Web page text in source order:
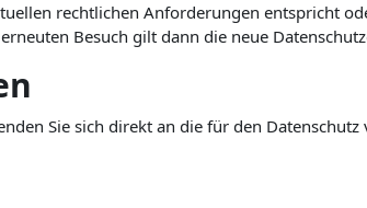
rechtlichen Anforderungen entspricht
Besuch gilt dann die neue
Sie sich direkt an die für den